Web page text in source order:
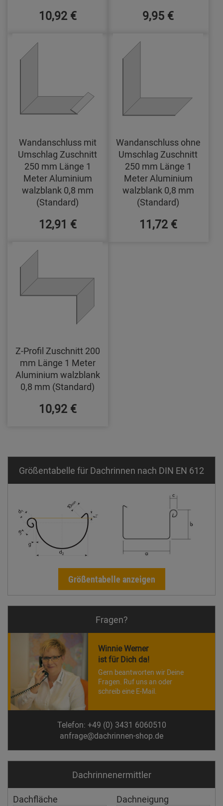
10,92 € 9,95 €
Wandanschluss mit
Umschlag Zuschnitt
250 mm Länge 1
Meter Aluminium
walzblank 0,8 mm
(Standard)
12,91 €
Wandanschluss ohne
Umschlag Zuschnitt
250 mm Länge 1
Meter Aluminium
walzblank 0,8 mm
(Standard)
11,72 €
Z-Profil Zuschnitt 200
mm Länge 1 Meter
Aluminium walzblank
0,8 mm (Standard)
10,92 €
Größentabelle für Dachrinnen nach DIN EN 612
Größentabelle anzeigen
Fragen?
Winnie Werner
ist für Dich da!
Gern beantworten wir Deine
Fragen. Ruf uns an oder
schreib eine E-Mail.
Telefon: +49 (0) 3431 6060510
anfrage@dachrinnen-shop.de
Dachrinnen­ermittler
Dachfläche Dachneigung